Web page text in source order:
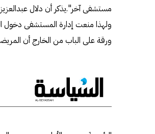
مستشفى آخر".يذكر أن دلال
ولهذا منعت إدارة المستشفى دخول
ورقة على الباب من الخارج أن